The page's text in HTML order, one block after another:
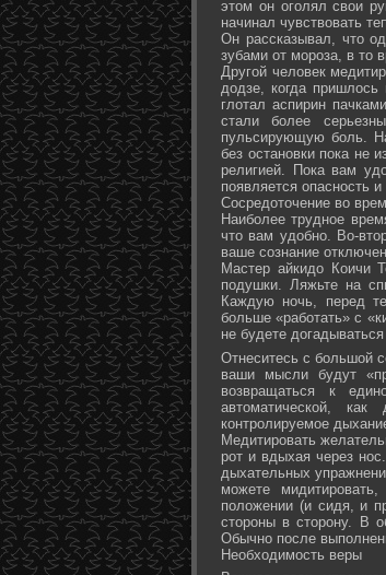
этом он оголял свои
начинал чувствовать
Он рассказывал, что
зубами от мороза, в то
Другой человек
додзе, когда пришлось
глотал аспирин
стали более
пульсирующую боль.
без остановки пока не
религией. Пока вам
появляется опасность
Сосредоточение во
Наиболее трудное
что вам удобно. Во-
ваше сознание
Мастер айкидо Коичи
подушки. Ляжьте на
Каждую ночь, перед
больше «работать» с
не будете
Отнеситесь с большой
ваши мысли будут
возвращаться к
автоматической,
контролируемое
Медитировать
рот и вдыхая через
дыхательных
можете
положении (и сидя, и
стороны в сторону. В
Обычно после
Необходимость веры